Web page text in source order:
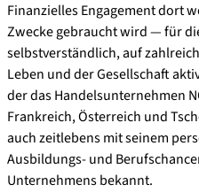
Finanzielles Engagement dort
Zwecke gebraucht wird — für
selbstverständlich, auf
Leben und der Gesellschaft
der das Handelsunternehmen
Frankreich, Österreich und
auch zeitlebens mit seinem
Ausbildungs- und
Unternehmens bekannt.